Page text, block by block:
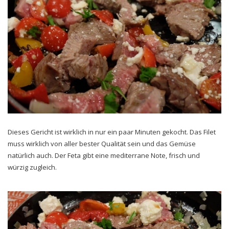
Dieses Gericht ist wirklich in nur ein paar Minuten gekocht. Das Filet
muss wirklich von aller bester Qualität sein und das Gemüse
natürlich auch. Der Feta gibt eine mediterrane Note, frisch und
würzig zugleich.